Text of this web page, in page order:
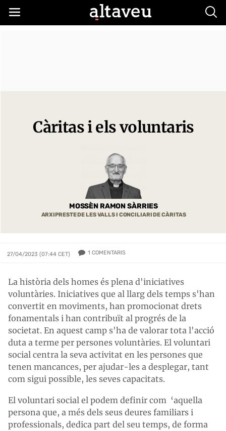
Càritas i els voluntaris
MOSSÈN RAMON SÀRRIES
ARXIPRESTE DE LES VALLS I CONCILIARI DE CÀRITAS
27/04/2023 (07:44 CET) 1 COMENTARIS
La història dels homes és plena d'iniciatives
voluntàries. Iniciatives que al llarg dels temps s'han
convertit en moviments, han promocionat drets
fonamentals i han contribuït al progrés de la
societat. En aquest camp s'ha de valorar tota l'acció
duta a terme per persones voluntàries. El voluntari
social centra la seva activitat en les persones que
tenen mancances, per ajudar-les a desplegar, tant
com sigui possible, les seves capacitats.
El voluntari social el podem definir com ‘aquella
persona que, a més dels seus deures familiars i
professionals, dedica part del seu temps, de forma